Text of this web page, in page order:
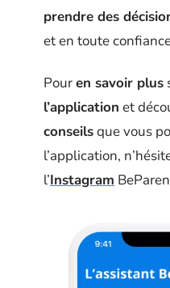
prendre des
et en toute
Pouren savoir plus
l’application et
conseilsque vous
l’application,
l’Instagram